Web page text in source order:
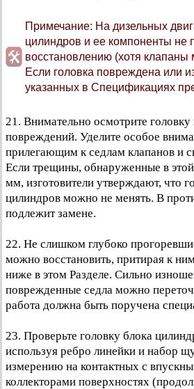
Примечание: На дизельных
цилиндров и ее компоненты не
восстановлению (хотя клапаны
Если головка повреждена или
указанных в Спецификациях
21. Внимательно осмотрите головку
повреждений. Уделите особое
прилегающим к седлам клапанов и
Если трещины, обнаруженные в
мм, изготовители утверждают, что
цилиндров можно не менять. В
подлежит замене.
22. Не слишком глубоко
можно восстановить, притирая к
ниже в этом Разделе. Сильно
поврежденные седла можно
работа должна быть поручена
23. Проверьте головку блока
используя ребро линейки и набор
измерению на контактных с
коллекторами поверхностях